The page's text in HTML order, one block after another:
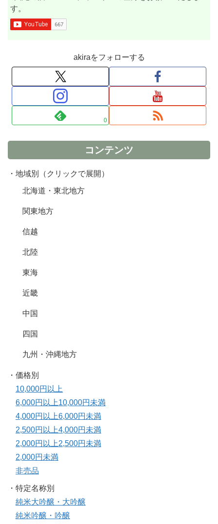
す。
akiraをフォローする
0
コンテンツ
・地域別（クリックで展開）
北海道・東北地方
関東地方
信越
北陸
東海
近畿
中国
四国
九州・沖縄地方
・価格別
10,000円以上
6,000円以上10,000円未満
4,000円以上6,000円未満
2,500円以上4,000円未満
2,000円以上2,500円未満
2,000円未満
非売品
・特定名称別
純米大吟醸・大吟醸
純米吟醸・吟醸